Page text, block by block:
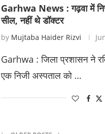
Garhwa News : गढ़वा में
सील, नहीं थे डॉक्टर
by Mujtaba Haider Rizvi
Garhwa : जिला प्रशासन ने
एक निजी अस्पताल को …